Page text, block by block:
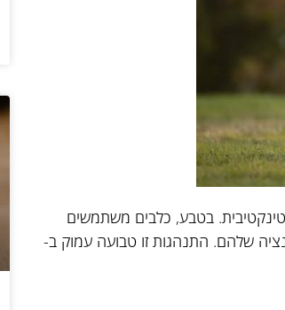
בטבע, כלבים משתמשים
שלהם. התנהגות זו טבועה עמוק ב-